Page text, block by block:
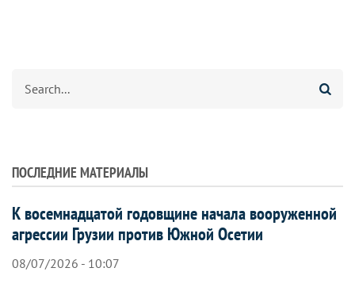
ПОСЛЕДНИЕ МАТЕРИАЛЫ
К восемнадцатой годовщине начала вооруженной
агрессии Грузии против Южной Осетии
08/07/2026 - 10:07